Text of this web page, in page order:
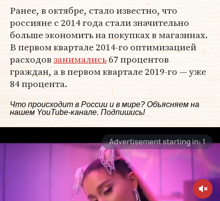
Ранее, в октябре, стало известно, что
россияне с 2014 года стали значительно
больше экономить на покупках в магазинах.
В первом квартале 2014-го оптимизацией
расходовзанимались67 процентов
граждан, а в первом квартале 2019-го — уже
84 процента.
Что происходит в России и в мире? Объясняем на
нашем YouTube-канале. Подпишись!